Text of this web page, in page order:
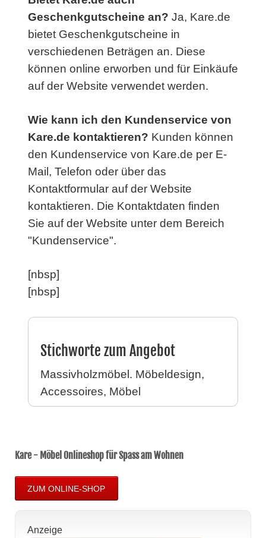
Geschenkgutscheine an? Ja, Kare.de
bietet Geschenkgutscheine in
verschiedenen Beträgen an. Diese
können online erworben und für Einkäufe
auf der Website verwendet werden.
Wie kann ich den Kundenservice von
Kare.de kontaktieren? Kunden können
den Kundenservice von Kare.de per E-
Mail, Telefon oder über das
Kontaktformular auf der Website
kontaktieren. Die Kontaktdaten finden
Sie auf der Website unter dem Bereich
"Kundenservice".
[nbsp]
[nbsp]
Stichworte zum Angebot
Massivholzmöbel. Möbeldesign,
Accessoires, Möbel
Kare - Möbel Onlineshop für Spass am Wohnen
ZUM ONLINE-SHOP
Anzeige